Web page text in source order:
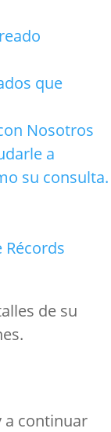
que
Nosotros
a
su consulta.
Récords
de su
a continuar